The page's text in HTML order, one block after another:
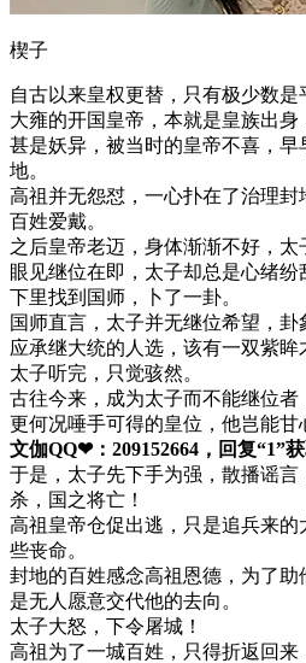
楔子
自古以来皇权更替，只有极少数是
大雍的开国皇帝，本就是皇族出
甚是妖异，被当时的皇帝不喜，
地。
高祖并无怨怼，一心扑在了治理
百姓爱戴。
之后皇帝老迈，身体渐渐不好，太
眼见继位在即，太子却总是心绪
下里找到国师，卜了一卦。
国师直言，太子并无继位希望，
应承继大统的人选，该有一双紫眸
太子听完，只觉骇然。
古往今来，成为太子而不能继位者
更何况唾手可得的皇位，他岂能甘
文伽QQ❤：209152664，回复
于是，太子先下手为强，散播谣
杀，国之将亡！
高祖皇帝仓促出逃，只是追兵来
些丧命。
封地的百姓感念高祖恩德，为了
是无人愿意交代他的去向。
太子大怒，下令屠城！
高祖为了一城百姓，只得折返回来